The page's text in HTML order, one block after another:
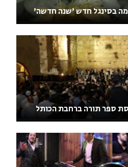
בסינגל חדש 'שנה חדשה'
ספר תורה ברחבת הכותל